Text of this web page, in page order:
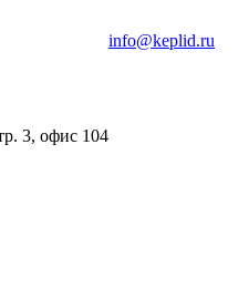
3, офис 104
info@keplid.ru